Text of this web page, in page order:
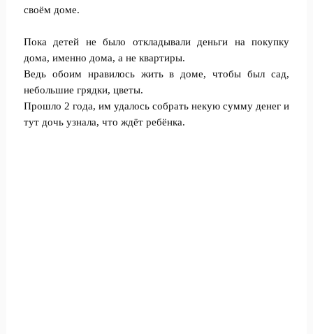
своём доме.
Пока детей не было откладывали деньги на покупку
дома, именно дома, а не квартиры.
Ведь обоим нравилось жить в доме, чтобы был сад,
небольшие грядки, цветы.
Прошло 2 года, им удалось собрать некую сумму денег и
тут дочь узнала, что ждёт ребёнка.